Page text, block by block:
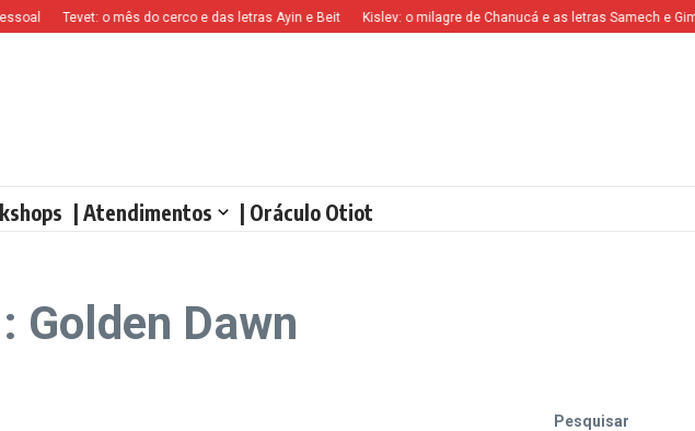
Tevet: o mês do cerco e das letras Ayin e Beit Kislev: o milagre de Chanucá e as letras Samech e Gimel
| Atendimentos | Oráculo Otiot
Golden Dawn
Pesquisar